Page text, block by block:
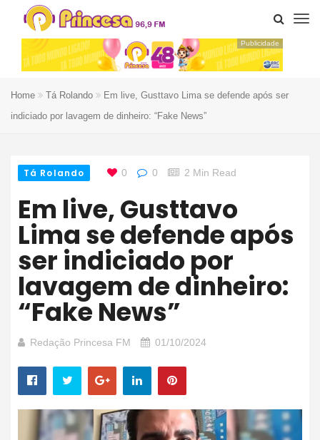
Publicidade
Home Tá Rolando
Em live, Gusttavo Lima se defende após ser
indiciado por lavagem de dinheiro: “Fake News”
Tá Rolando 0 0 2 Min Read
Em live, Gusttavo
Lima se defende após
ser indiciado por
lavagem de dinheiro:
“Fake News”
Redação Princesa FM 01/10/2024